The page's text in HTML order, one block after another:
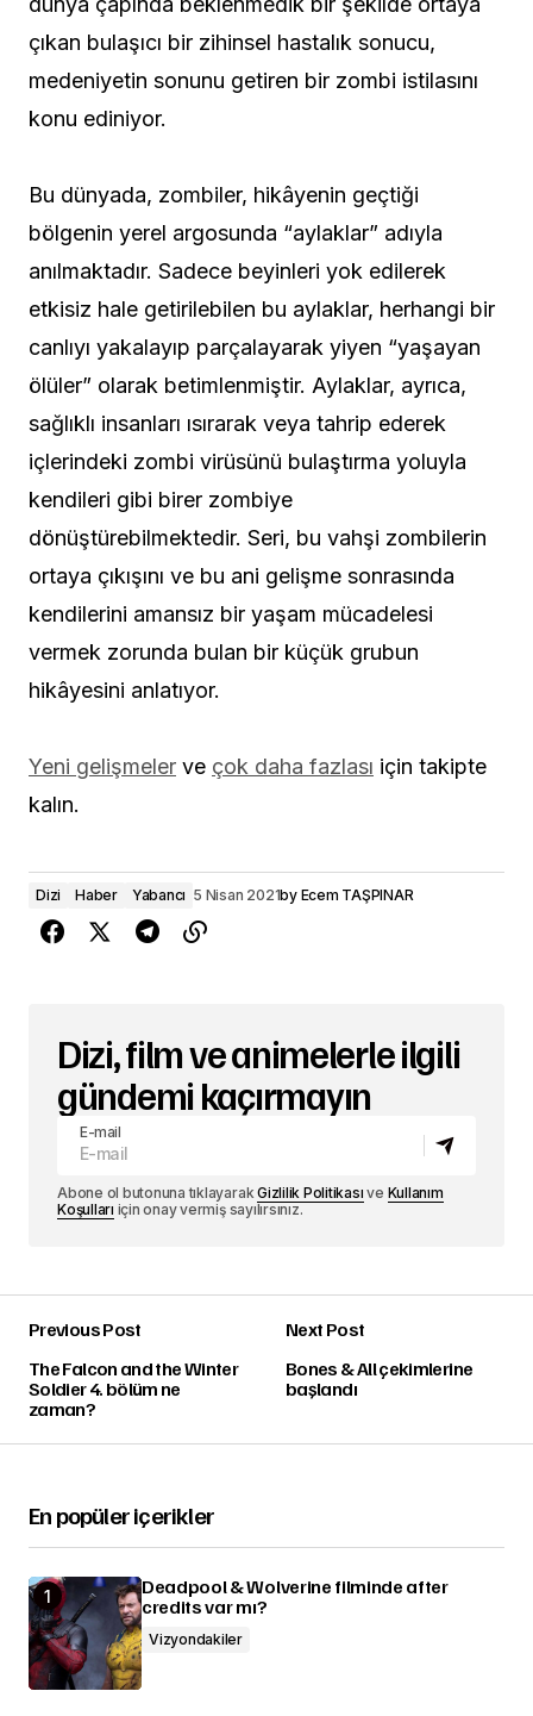
çıkan bulaşıcı bir zihinsel hastalık sonucu,
medeniyetin sonunu getiren bir zombi istilasını
konu ediniyor.
Bu dünyada, zombiler, hikâyenin geçtiği
bölgenin yerel argosunda “aylaklar” adıyla
anılmaktadır. Sadece beyinleri yok edilerek
etkisiz hale getirilebilen bu aylaklar, herhangi bir
canlıyı yakalayıp parçalayarak yiyen “yaşayan
ölüler” olarak betimlenmiştir. Aylaklar, ayrıca,
sağlıklı insanları ısırarak veya tahrip ederek
içlerindeki zombi virüsünü bulaştırma yoluyla
kendileri gibi birer zombiye
dönüştürebilmektedir. Seri, bu vahşi zombilerin
ortaya çıkışını ve bu ani gelişme sonrasında
kendilerini amansız bir yaşam mücadelesi
vermek zorunda bulan bir küçük grubun
hikâyesini anlatıyor.
Yeni gelişmeler ve çok daha fazlası için takipte
kalın.
Dizi Haber Yabancı 5 Nisan 2021by Ecem TAŞPINAR
Dizi, film ve animelerle ilgili
gündemi kaçırmayın
E-mail
Abone ol butonuna tıklayarakGizlilik Politikası ve Kullanım
Koşulları için onay vermiş sayılırsınız.
Previous Post
The Falcon and the Winter
Soldier 4. bölüm ne
zaman?
Next Post
Bones & All çekimlerine
başlandı
En popüler içerikler
Deadpool & Wolverine filminde after
credits var mı?
Vizyondakiler